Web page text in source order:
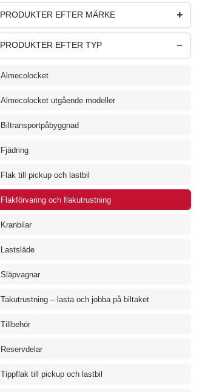
PRODUKTER EFTER MÄRKE
PRODUKTER EFTER TYP
Almecolocket
Almecolocket utgående modeller
Biltransportpåbyggnad
Fjädring
Flak till pickup och lastbil
Flakförvaring och flakutrustning
Kranbilar
Lastsläde
Släpvagnar
Takutrustning – lasta och jobba på biltaket
Tillbehör
Reservdelar
Tippflak till pickup och lastbil